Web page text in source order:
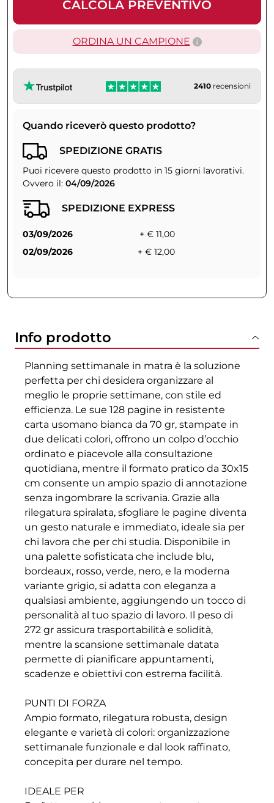
CALCOLA PREVENTIVO
ORDINA UN CAMPIONE
2410 recensioni
Quando riceverò questo prodotto?
SPEDIZIONE GRATIS
Puoi ricevere questo prodotto in 15 giorni lavorativi.
Ovvero il: 04/09/2026
SPEDIZIONE EXPRESS
03/09/2026
+ € 11,00
02/09/2026
+ € 12,00
Info prodotto
Planning settimanale in matra è la soluzione
perfetta per chi desidera organizzare al
meglio le proprie settimane, con stile ed
efficienza. Le sue 128 pagine in resistente
carta usomano bianca da 70 gr, stampate in
due delicati colori, offrono un colpo d’occhio
ordinato e piacevole alla consultazione
quotidiana, mentre il formato pratico da 30x15
cm consente un ampio spazio di annotazione
senza ingombrare la scrivania. Grazie alla
rilegatura spiralata, sfogliare le pagine diventa
un gesto naturale e immediato, ideale sia per
chi lavora che per chi studia. Disponibile in
una palette sofisticata che include blu,
bordeaux, rosso, verde, nero, e la moderna
variante grigio, si adatta con eleganza a
qualsiasi ambiente, aggiungendo un tocco di
personalità al tuo spazio di lavoro. Il peso di
272 gr assicura trasportabilità e solidità,
mentre la scansione settimanale datata
permette di pianificare appuntamenti,
scadenze e obiettivi con estrema facilità.
PUNTI DI FORZA
Ampio formato, rilegatura robusta, design
elegante e varietà di colori: organizzazione
settimanale funzionale e dal look raffinato,
concepita per durare nel tempo.
IDEALE PER